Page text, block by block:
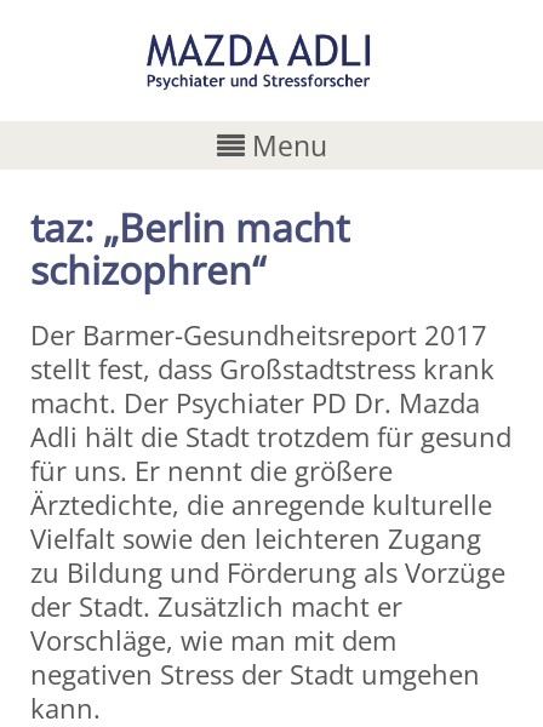
Menu
taz: „Berlin macht
schizophren“
Der Barmer-Gesundheitsreport 2017
stellt fest, dass Großstadtstress krank
macht. Der Psychiater PD Dr. Mazda
Adli hält die Stadt trotzdem für gesund
für uns. Er nennt die größere
Ärztedichte, die anregende kulturelle
Vielfalt sowie den leichteren Zugang
zu Bildung und Förderung als Vorzüge
der Stadt. Zusätzlich macht er
Vorschläge, wie man mit dem
negativen Stress der Stadt umgehen
kann.